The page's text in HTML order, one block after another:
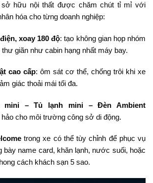
sở hữu nội thất được chăm chút tỉ mỉ với
hóa cho từng doanh nghiệp:
xoay 180 độ: tạo không gian họp nhóm
thư giãn như cabin hạng nhất máy bay.
cao cấp: ôm sát cơ thể, chống trôi khi xe
giác thoải mái tối đa.
mini – Tủ lạnh mini – Đèn Ambient
hảo cho môi trường công sở di động.
trong xe có thể tùy chỉnh để phục vụ
bày name card, khăn lạnh, nước suối, hoặc
cách khách sạn 5 sao.